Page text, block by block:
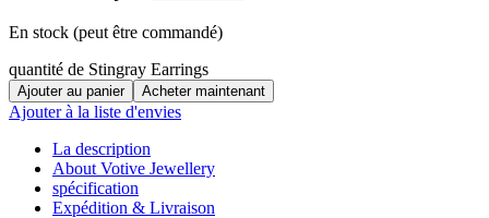
En stock (peut être commandé)
quantité de Stingray Earrings
Ajouter au panier Acheter maintenant
Ajouter à la liste d'envies
La description
About Votive Jewellery
spécification
Expédition & Livraison